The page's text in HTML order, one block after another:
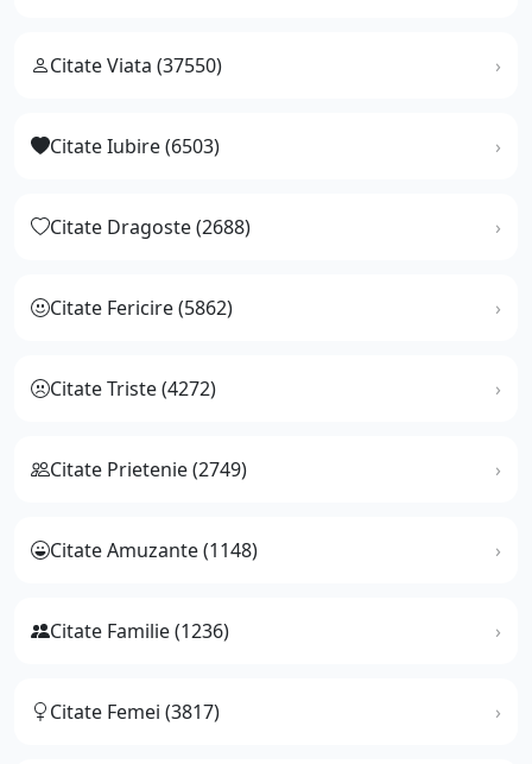
Citate Viata (37550)
Citate Iubire (6503)
Citate Dragoste (2688)
Citate Fericire (5862)
Citate Triste (4272)
Citate Prietenie (2749)
Citate Amuzante (1148)
Citate Familie (1236)
Citate Femei (3817)